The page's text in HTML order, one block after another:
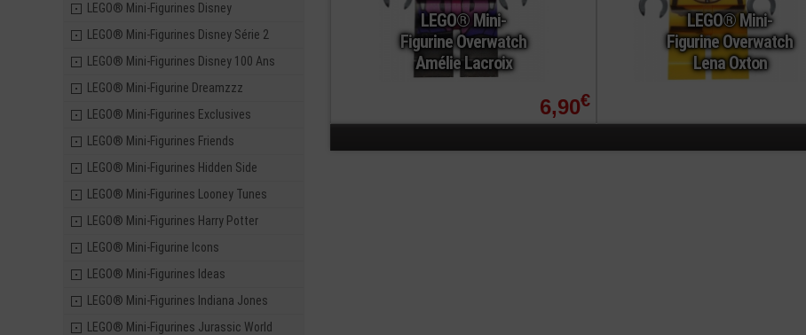
LEGO® Mini-Figurines Disney
LEGO® Mini-Figurines Disney Série 2
LEGO® Mini-Figurines Disney 100 Ans
LEGO® Mini-Figurine Dreamzzz
LEGO® Mini-Figurines Exclusives
LEGO® Mini-Figurines Friends
LEGO® Mini-Figurines Hidden Side
LEGO® Mini-Figurines Looney Tunes
LEGO® Mini-Figurines Harry Potter
LEGO® Mini-Figurine Icons
LEGO® Mini-Figurines Ideas
LEGO® Mini-Figurines Indiana Jones
LEGO® Mini-Figurines Jurassic World
LEGO® Mini-
Figurine Overwatch
Amélie Lacroix
6,90€
LEGO® Mini-
Figurine Overwatch
Lena Oxton